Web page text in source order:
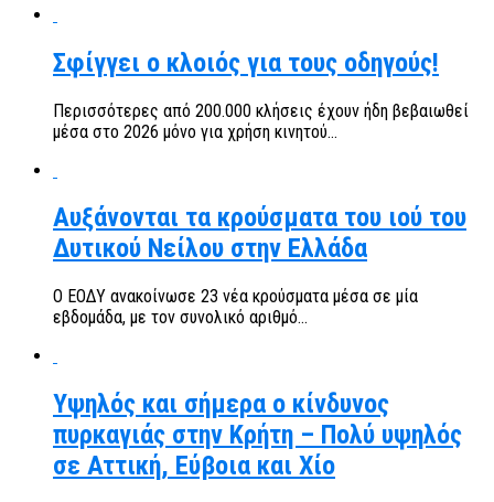
Σφίγγει ο κλοιός για τους οδηγούς!
Περισσότερες από 200.000 κλήσεις έχουν ήδη βεβαιωθεί
μέσα στο 2026 μόνο για χρήση κινητού...
Αυξάνονται τα κρούσματα του ιού του
Δυτικού Νείλου στην Ελλάδα
Ο ΕΟΔΥ ανακοίνωσε 23 νέα κρούσματα μέσα σε μία
εβδομάδα, με τον συνολικό αριθμό...
Υψηλός και σήμερα ο κίνδυνος
πυρκαγιάς στην Κρήτη – Πολύ υψηλός
σε Αττική, Εύβοια και Χίο